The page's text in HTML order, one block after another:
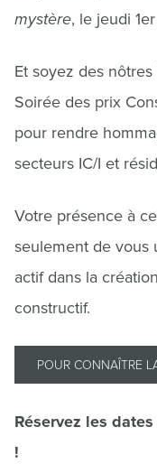
mystère, le jeudi
Et soyez des
Soirée des prix
pour rendre
secteurs IC/I et
Votre présence à
seulement de vous
actif dans la
constructif.
POUR CONNAÎTRE
Réservez les
!